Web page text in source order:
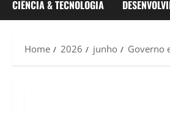
CIÊNCIA & TECNOLOGIA
Home 2026 junho Governo